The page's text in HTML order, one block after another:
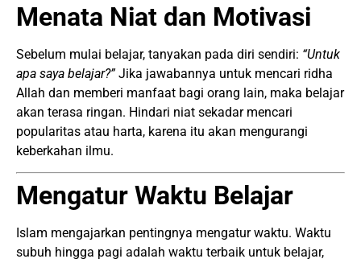
Menata Niat dan Motivasi
Sebelum mulai belajar, tanyakan pada diri sendiri: “Untuk
apa saya belajar?”Jika jawabannya untuk mencari ridha
Allah dan memberi manfaat bagi orang lain, maka belajar
akan terasa ringan. Hindari niat sekadar mencari
popularitas atau harta, karena itu akan mengurangi
keberkahan ilmu.
Mengatur Waktu Belajar
Islam mengajarkan pentingnya mengatur waktu. Waktu
subuh hingga pagi adalah waktu terbaik untuk belajar,